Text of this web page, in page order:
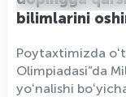
bilimlarini
Poytaxtimizda
Olimpiadasi”da
yoʻnalishi